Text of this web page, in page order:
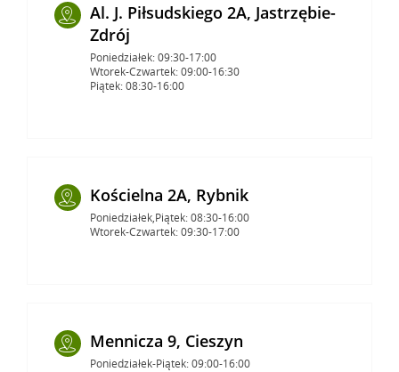
Al. J. Piłsudskiego 2A, Jastrzębie-
Zdrój
Poniedziałek: 09:30-17:00
Wtorek-Czwartek: 09:00-16:30
Piątek: 08:30-16:00
Kościelna 2A, Rybnik
Poniedziałek,Piątek: 08:30-16:00
Wtorek-Czwartek: 09:30-17:00
Mennicza 9, Cieszyn
Poniedziałek-Piątek: 09:00-16:00